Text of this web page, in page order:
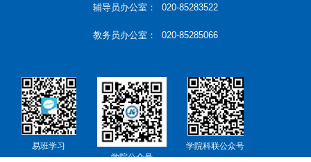
辅导员办公室： 020-85283522
教务员办公室： 020-85285066
易班学习
学院公众号
学院科联公众号